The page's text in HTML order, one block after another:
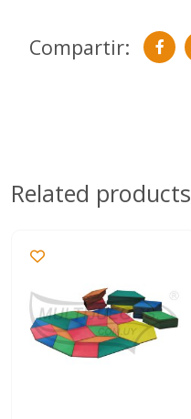
Compartir:
Related products